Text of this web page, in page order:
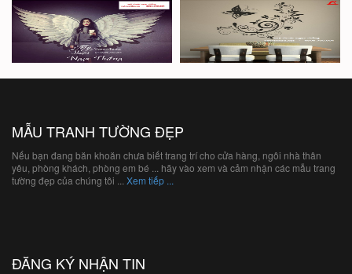
MẪU TRANH TƯỜNG ĐẸP
Nếu bạn đang băn khoăn chưa biết trang trí cho cửa hàng, ngôi nhà thân
yêu, phòng khách, phòng em bé ... hãy vào xem và cảm nhận các mẫu trang
tường đẹp của chúng tôi ... Xem tiếp ...
ĐĂNG KÝ NHẬN TIN